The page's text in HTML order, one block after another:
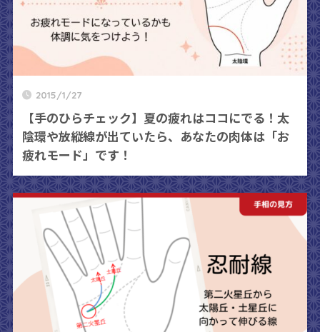
2015/1/27
【手のひらチェック】夏の疲れはココにでる！太
陰環や放縦線が出ていたら、あなたの肉体は「お
疲れモード」です！